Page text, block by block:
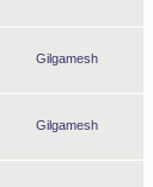
Gilgamesh
Gilgamesh